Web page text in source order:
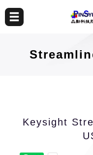
Keysight